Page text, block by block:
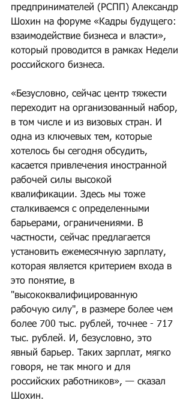
предпринимателей (РСПП) Александр
Шохин на форуме «Кадры будущего:
взаимодействие бизнеса и власти»,
который проводится в рамках Недели
российского бизнеса.
«Безусловно, сейчас центр тяжести
переходит на организованный набор,
в том числе и из визовых стран. И
одна из ключевых тем, которые
хотелось бы сегодня обсудить,
касается привлечения иностранной
рабочей силы высокой
квалификации. Здесь мы тоже
сталкиваемся с определенными
барьерами, ограничениями. В
частности, сейчас предлагается
установить ежемесячную зарплату,
которая является критерием входа в
это понятие, в
"высококвалифицированную
рабочую силу", в размере более чем
более 700 тыс. рублей, точнее - 717
тыс. рублей. И, безусловно, это
явный барьер. Таких зарплат, мягко
говоря, не так много и для
российских работников», — сказал
Шохин.